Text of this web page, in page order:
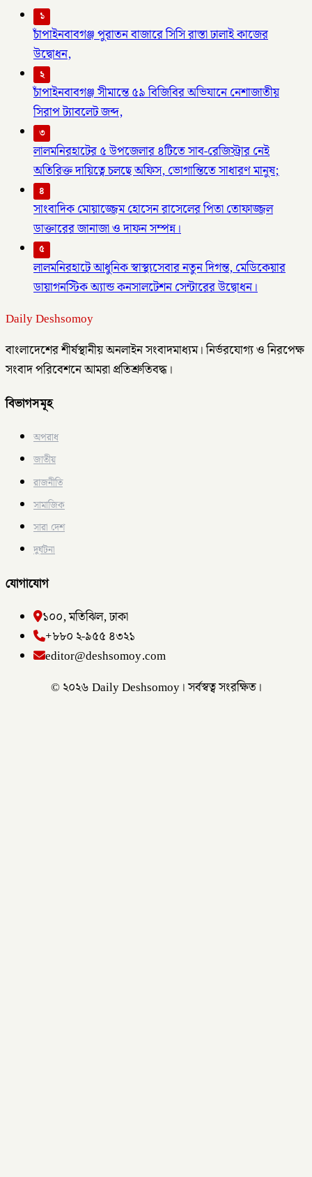
১
চাঁপাইনবাবগঞ্জ পুরাতন বাজারে সিসি রাস্তা ঢালাই কাজের
উদ্বোধন,
২
চাঁপাইনবাবগঞ্জ সীমান্তে ৫৯ বিজিবির অভিযানে নেশাজাতীয়
সিরাপ ট্যাবলেট জব্দ,
৩
লালমনিরহাটের ৫ উপজেলার ৪টিতে সাব-রেজিস্ট্রার নেই
অতিরিক্ত দায়িত্বে চলছে অফিস, ভোগান্তিতে সাধারণ মানুষ;
৪
সাংবাদিক মোয়াজ্জেম হোসেন রাসেলের পিতা তোফাজ্জল
ডাক্তারের জানাজা ও দাফন সম্পন্ন।
৫
লালমনিরহাটে আধুনিক স্বাস্থ্যসেবার নতুন দিগন্ত, মেডিকেয়ার
ডায়াগনস্টিক অ্যান্ড কনসালটেশন সেন্টারের উদ্বোধন।
Daily Deshsomoy
বাংলাদেশের শীর্ষস্থানীয় অনলাইন সংবাদমাধ্যম। নির্ভরযোগ্য ও নিরপেক্ষ
সংবাদ পরিবেশনে আমরা প্রতিশ্রুতিবদ্ধ।
বিভাগসমূহ
অপরাধ
জাতীয়
রাজনীতি
সামাজিক
সারা দেশ
দুর্ঘটনা
যোগাযোগ
১০০, মতিঝিল, ঢাকা
+৮৮০ ২-৯৫৫ ৪৩২১
editor@deshsomoy.com
© ২০২৬ Daily Deshsomoy। সর্বস্বত্ব সংরক্ষিত।